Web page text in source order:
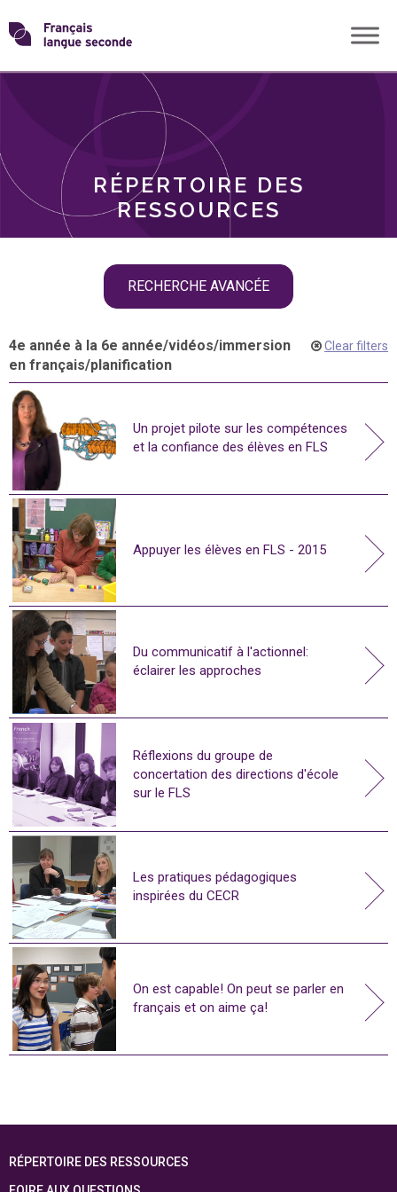
Skip
toTransformons
langue
RÉPERTOIRE DES
RESSOURCES
RECHERCHE AVANCÉE
THÈMES
4e année à la 6e année/vidéos/immersion
en français/planification
Clear filters
Un projet pilote sur les compétences
et la confiance des élèves en FLS
Appuyer les élèves en FLS - 2015
Du communicatif à l'actionnel:
éclairer les approches
Réflexions du groupe de
concertation des directions d'école
sur le FLS
Les pratiques pédagogiques
inspirées du CECR
On est capable! On peut se parler en
français et on aime ça!
RÉPERTOIRE DES RESSOURCES